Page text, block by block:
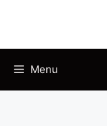
Menu